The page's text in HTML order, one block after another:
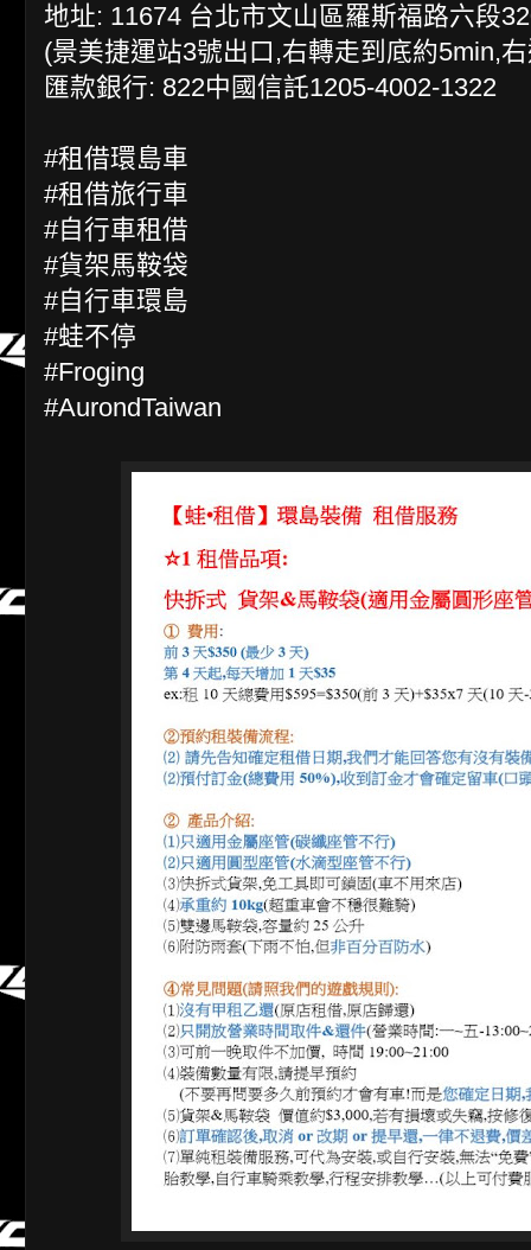
地址: 11674 台北市文山區羅斯福路六段
(景美捷運站3號出口,右轉走到底約5min,
匯款銀行: 822中國信託1205-4002-1322
#租借環島車
#租借旅行車
#自行車租借
#貨架馬鞍袋
#自行車環島
#蛙不停
#Froging
#AurondTaiwan